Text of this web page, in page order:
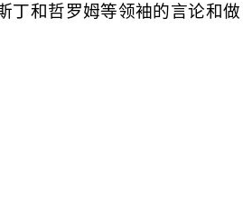
丁和哲罗姆等领袖的言论和做